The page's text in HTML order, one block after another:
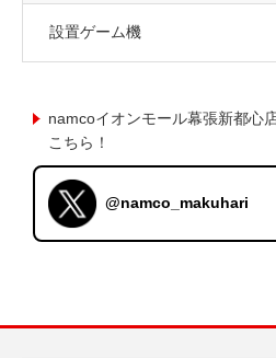
設置ゲーム機
namcoイオンモール幕張新都心
こちら！
@namco_makuhari